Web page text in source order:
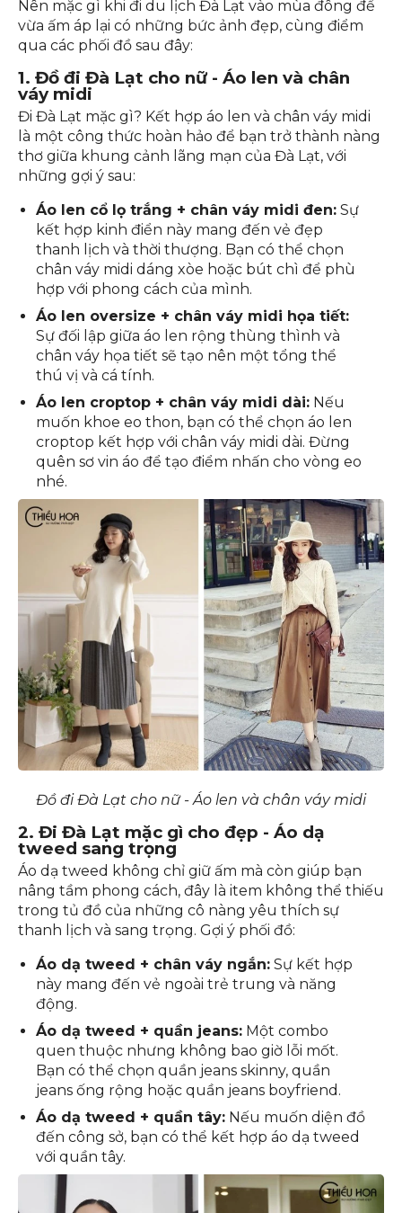
Đi Đà Lạt mặc gì - Tips phối đồ cực xinh
cho mùa đông
Nên mặc gì khi đi du lịch Đà Lạt vào mùa đông để
vừa ấm áp lại có những bức ảnh đẹp, cùng điểm
qua các phối đồ sau đây:
1. Đồ đi Đà Lạt cho nữ - Áo len và chân
váy midi
Đi Đà Lạt mặc gì? Kết hợp áo len và chân váy midi
là một công thức hoàn hảo để bạn trở thành nàng
thơ giữa khung cảnh lãng mạn của Đà Lạt, với
những gợi ý sau:
Áo len cổ lọ trắng + chân váy midi đen:Sự
kết hợp kinh điển này mang đến vẻ đẹp
thanh lịch và thời thượng. Bạn có thể chọn
chân váy midi dáng xòe hoặc bút chì để phù
hợp với phong cách của mình.
Áo len oversize + chân váy midi họa tiết:
Sự đối lập giữa áo len rộng thùng thình và
chân váy họa tiết sẽ tạo nên một tổng thể
thú vị và cá tính.
Áo len croptop + chân váy midi dài:Nếu
muốn khoe eo thon, bạn có thể chọn áo len
croptop kết hợp với chân váy midi dài. Đừng
quên sơ vin áo để tạo điểm nhấn cho vòng eo
Đồ đi Đà Lạt cho nữ - Áo len và chân váy midi
2. Đi Đà Lạt mặc gì cho đẹp - Áo dạ
tweed sang trọng
Áo dạ tweed không chỉ giữ ấm mà còn giúp bạn
nâng tầm phong cách, đây là item không thể thiếu
trong tủ đồ của những cô nàng yêu thích sự
thanh lịch và sang trọng. Gợi ý phối đồ:
Áo dạ tweed + chân váy ngắn:Sự kết hợp
này mang đến vẻ ngoài trẻ trung và năng
động.
Áo dạ tweed + quần jeans:Một combo
quen thuộc nhưng không bao giờ lỗi mốt.
Bạn có thể chọn quần jeans skinny, quần
jeans ống rộng hoặc quần jeans boyfriend.
Áo dạ tweed + quần tây:Nếu muốn diện đồ
đến công sở, bạn có thể kết hợp áo dạ tweed